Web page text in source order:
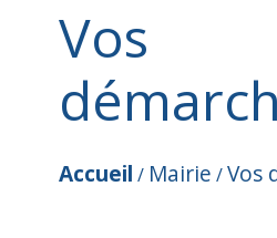
Vos
Accueil / Mairie /Vos